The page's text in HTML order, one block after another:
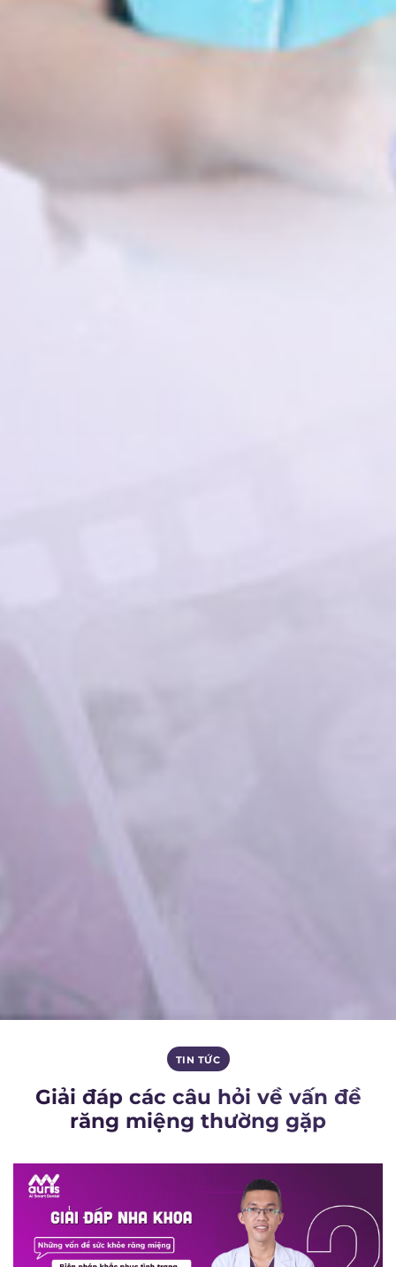
TIN TỨC
Giải đáp các câu hỏi về vấn đề
răng miệng thường gặp